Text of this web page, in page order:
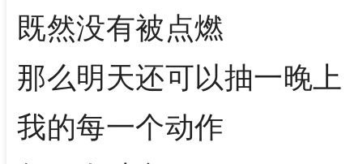
既然没有被点燃
那么明天还可以抽一晚上
我的每一个动作